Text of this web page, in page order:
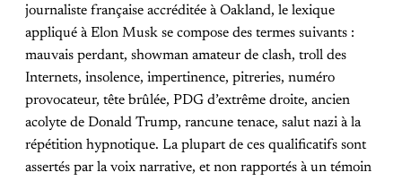
journaliste française accréditée à Oakland, le lexique
appliqué à Elon Musk se compose des termes suivants :
mauvais perdant, showman amateur de clash, troll des
Internets, insolence, impertinence, pitreries, numéro
provocateur, tête brûlée, PDG d’extrême droite, ancien
acolyte de Donald Trump, rancune tenace, salut nazi à la
répétition hypnotique. La plupart de ces qualificatifs sont
assertés par la voix narrative, et non rapportés à un témoin